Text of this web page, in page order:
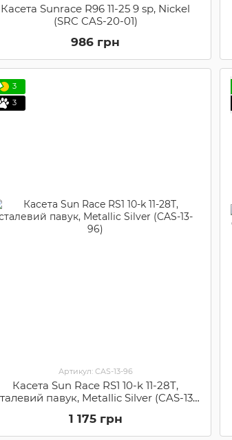
Касета Sunrace R96 11-25 9 sp, Nickel
(SRC CAS-20-01)
986 грн
3
3
Артикул: CAS-13-96
Касета Sun Race RS1 10-k 11-28T,
павук, Metallic Silver (CAS-13-
1 175 грн